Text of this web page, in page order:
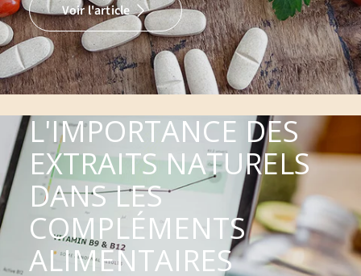
Voir l'article
L'IMPORTANCE DES
EXTRAITS NATURELS
DANS LES
COMPLÉMENTS
ALIMENTAIRES